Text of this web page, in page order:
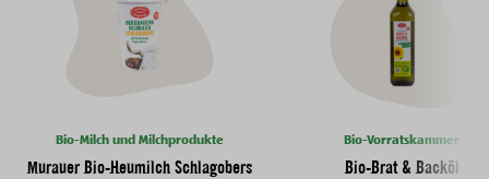
Bio-Milch und Milchprodukte
Murauer Bio-Heumilch Schlagobers
Bio-Vorratskammer
Bio-Brat & Backöl